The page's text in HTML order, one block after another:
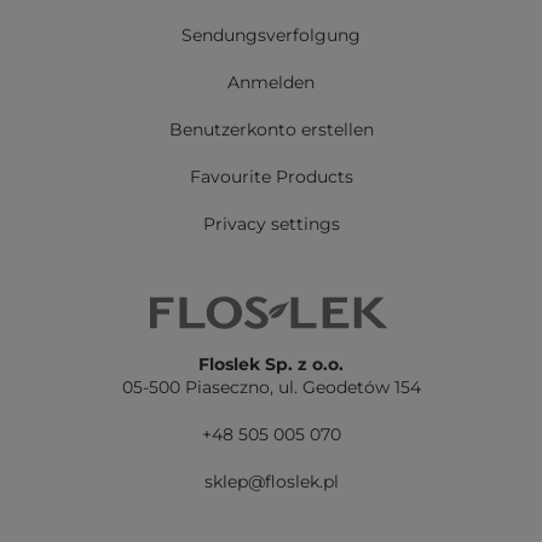
Sendungsverfolgung
Anmelden
Benutzerkonto erstellen
Favourite Products
Privacy settings
Floslek Sp. z o.o.
05-500 Piaseczno, ul. Geodetów 154
+48 505 005 070
sklep@floslek.pl